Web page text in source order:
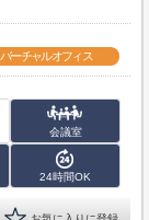
バーチャルオフィス
会議室
24時間OK